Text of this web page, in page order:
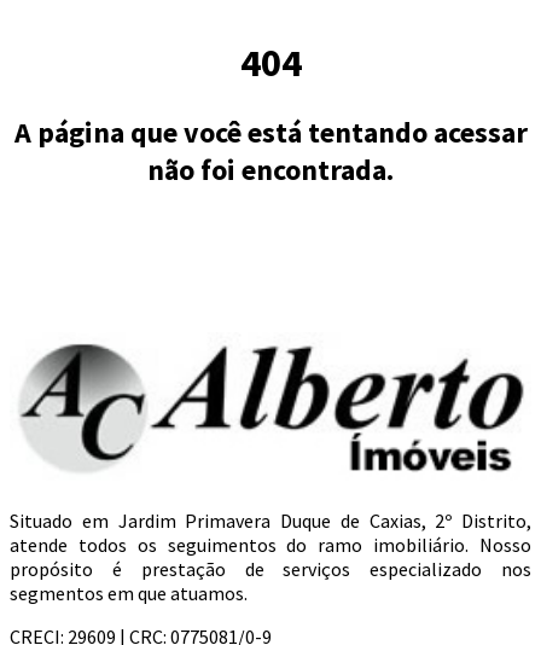
404
A página que você está tentando acessar
não foi encontrada.
Situado em Jardim Primavera Duque de Caxias, 2º Distrito,
atende todos os seguimentos do ramo imobiliário. Nosso
propósito é prestação de serviços especializado nos
segmentos em que atuamos.
CRECI: 29609 | CRC: 0775081/0-9